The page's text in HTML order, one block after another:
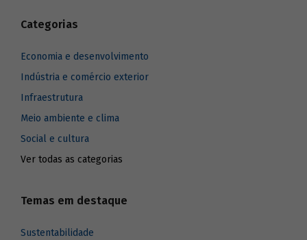
Categorias
Economia e desenvolvimento
Indústria e comércio exterior
Infraestrutura
Meio ambiente e clima
Social e cultura
Ver todas as categorias
Temas em destaque
Sustentabilidade